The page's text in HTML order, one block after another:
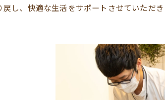
し、快適な生活をサポートさせていただき